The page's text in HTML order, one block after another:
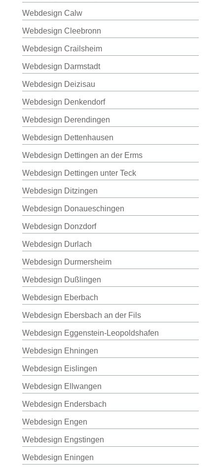
Webdesign Calw
Webdesign Cleebronn
Webdesign Crailsheim
Webdesign Darmstadt
Webdesign Deizisau
Webdesign Denkendorf
Webdesign Derendingen
Webdesign Dettenhausen
Webdesign Dettingen an der Erms
Webdesign Dettingen unter Teck
Webdesign Ditzingen
Webdesign Donaueschingen
Webdesign Donzdorf
Webdesign Durlach
Webdesign Durmersheim
Webdesign Dußlingen
Webdesign Eberbach
Webdesign Ebersbach an der Fils
Webdesign Eggenstein-Leopoldshafen
Webdesign Ehningen
Webdesign Eislingen
Webdesign Ellwangen
Webdesign Endersbach
Webdesign Engen
Webdesign Engstingen
Webdesign Eningen